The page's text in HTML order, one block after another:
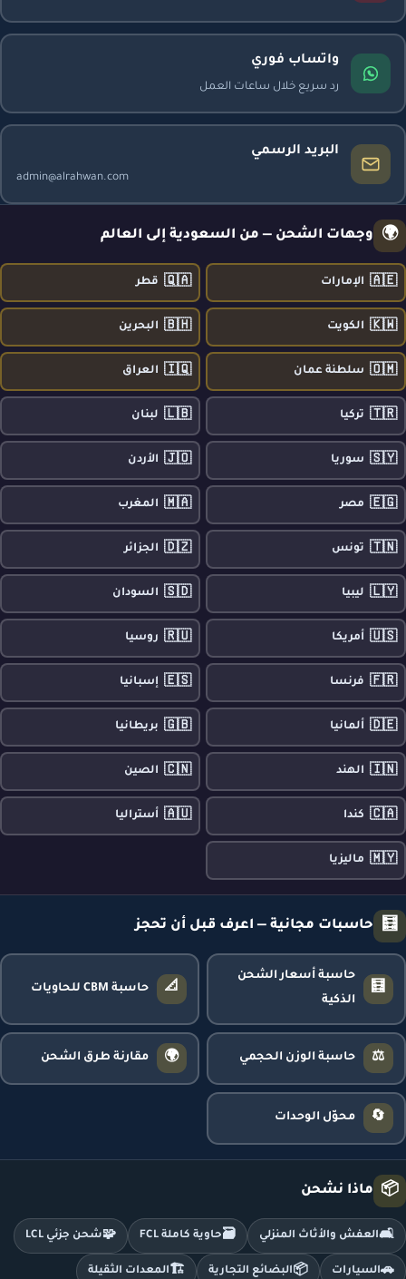
واتساب فوري
رد سريع خلال ساعات العمل
البريد الرسمي
admin@alrahwan.com
🌍 وجهات الشحن — من السعودية إلى العالم
🇦🇪 الإمارات 🇶🇦 قطر
🇰🇼 الكويت 🇧🇭 البحرين
🇴🇲 سلطنة عمان 🇮🇶 العراق
🇹🇷 تركيا 🇱🇧 لبنان
🇸🇾 سوريا 🇯🇴 الأردن
🇪🇬 مصر 🇲🇦 المغرب
🇹🇳 تونس 🇩🇿 الجزائر
🇱🇾 ليبيا 🇸🇩 السودان
🇺🇸 أمريكا 🇷🇺 روسيا
🇫🇷 فرنسا 🇪🇸 إسبانيا
🇩🇪 ألمانيا 🇬🇧 بريطانيا
🇮🇳 الهند 🇨🇳 الصين
🇨🇦 كندا 🇦🇺 أستراليا
🇲🇾 ماليزيا
🧮 حاسبات مجانية — اعرف قبل أن تحجز
🧮
حاسبة أسعار الشحن
الذكية
📐 حاسبة CBM للحاويات
⚖️ حاسبة الوزن الحجمي 🌍 مقارنة طرق الشحن
🔄 محوّل الوحدات
📦 ماذا نشحن
🛋️العفش والأثاث المنزلي 🗃️حاوية كاملة FCL 🧩شحن جزئي LCL
🚗السيارات 📦البضائع التجارية 🏗️المعدات الثقيلة